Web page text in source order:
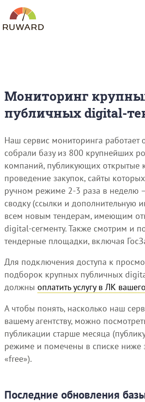
Мониторинг
публичных digital-
Наш сервис мониторинга работает
собрали базу из 800 крупнейших
компаний, публикующих открытые
проведение закупок, сайты
ручном режиме 2-3 раза в неделю
сводку (ссылки и дополнительную
всем новым тендерам, имеющим
digital-сегменту. Также смотрим и
тендерные площадки, включая
Для подключения доступа к
подборок крупных публичных
должны оплатить услугу в ЛК
А чтобы понять, насколько наш
вашему агентству, можно
публикации старше месяца
режиме и помечены в списке ниже
«free»).
Последние обновления